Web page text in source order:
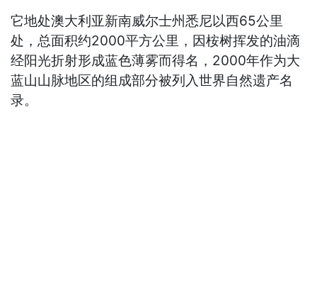
它地处澳大利亚新南威尔士州悉尼以西65公里
处，总面积约2000平方公里，因桉树挥发的油滴
经阳光折射形成蓝色薄雾而得名，2000年作为大
蓝山山脉地区的组成部分被列入世界自然遗产名
录。